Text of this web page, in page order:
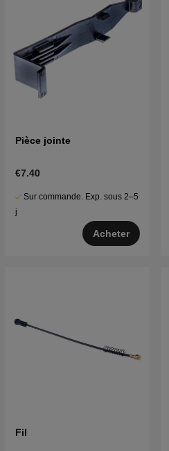
Pièce jointe
€7.40
Sur commande. Exp. sous 2–5
j
Acheter
Fil